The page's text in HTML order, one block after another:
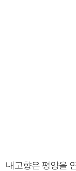
내고향은 평양을